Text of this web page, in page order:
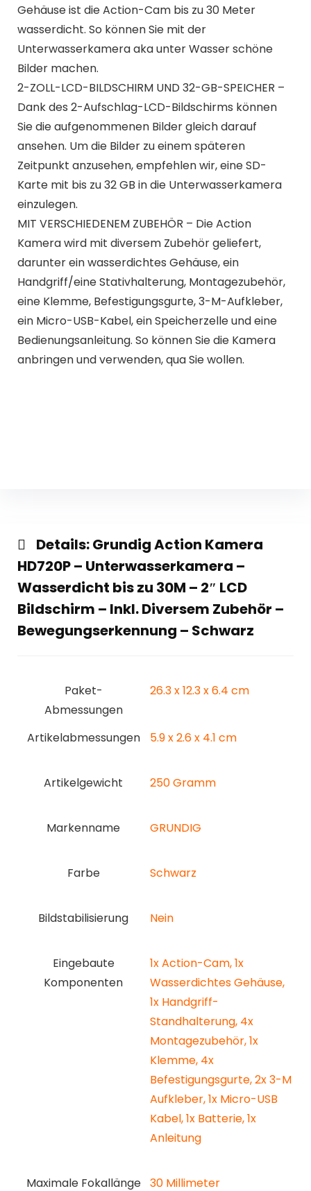
Gehäuse ist die Action-Cam bis zu 30 Meter
wasserdicht. So können Sie mit der
Unterwasserkamera aka unter Wasser schöne
Bilder machen.
2-ZOLL-LCD-BILDSCHIRM UND 32-GB-SPEICHER –
Dank des 2-Aufschlag-LCD-Bildschirms können
Sie die aufgenommenen Bilder gleich darauf
ansehen. Um die Bilder zu einem späteren
Zeitpunkt anzusehen, empfehlen wir, eine SD-
Karte mit bis zu 32 GB in die Unterwasserkamera
einzulegen.
MIT VERSCHIEDENEM ZUBEHÖR – Die Action
Kamera wird mit diversem Zubehör geliefert,
darunter ein wasserdichtes Gehäuse, ein
Handgriff/eine Stativhalterung, Montagezubehör,
eine Klemme, Befestigungsgurte, 3-M-Aufkleber,
ein Micro-USB-Kabel, ein Speicherzelle und eine
Bedienungsanleitung. So können Sie die Kamera
anbringen und verwenden, qua Sie wollen.
Details:Grundig Action Kamera
HD720P – Unterwasserkamera –
Wasserdicht bis zu 30M – 2″ LCD
Bildschirm – Inkl. Diversem Zubehör –
Bewegungserkennung – Schwarz
Paket-
Abmessungen
‎26.3 x 12.3 x 6.4 cm
Artikelabmessungen ‎5.9 x 2.6 x 4.1 cm
Artikelgewicht ‎250 Gramm
Markenname ‎GRUNDIG
Farbe ‎Schwarz
Bildstabilisierung ‎Nein
Eingebaute
Komponenten
‎1x Action-Cam, 1x
Wasserdichtes Gehäuse,
1x Handgriff-
Standhalterung, 4x
Montagezubehör, 1x
Klemme, 4x
Befestigungsgurte, 2x 3-M
Aufkleber, 1x Micro-USB
Kabel, 1x Batterie, 1x
Anleitung
Maximale Fokallänge ‎30 Millimeter